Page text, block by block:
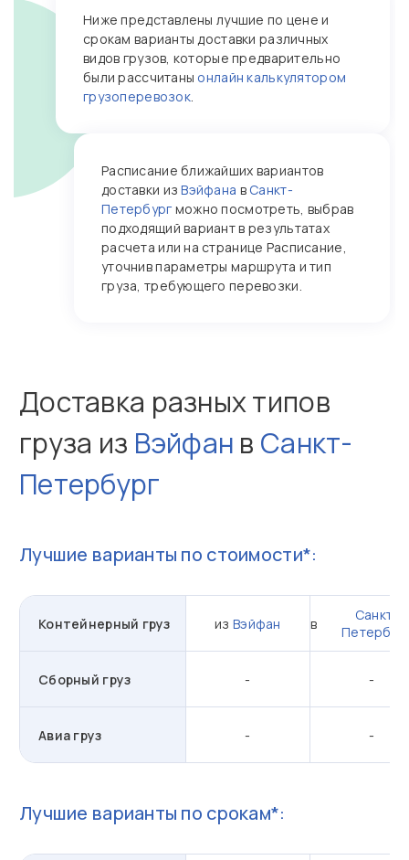
Ниже представлены лучшие по цене и
срокам варианты доставки различных
видов грузов, которые предварительно
были рассчитаны онлайн калькулятором
грузоперевозок.
Расписание ближайших вариантов
доставки изВэйфана в Санкт-
Петербург можно посмотреть, выбрав
подходящий вариант в результатах
расчета или на странице Расписание,
уточнив параметры маршрута и тип
груза, требующего перевозки.
Доставка разных типов
груза из Вэйфан в Санкт-
Петербург
Лучшие варианты по стоимости*:
Контейнерный груз изВэйфан в
Санкт-
Сборный груз - -
Авиа груз - -
Лучшие варианты по срокам*: